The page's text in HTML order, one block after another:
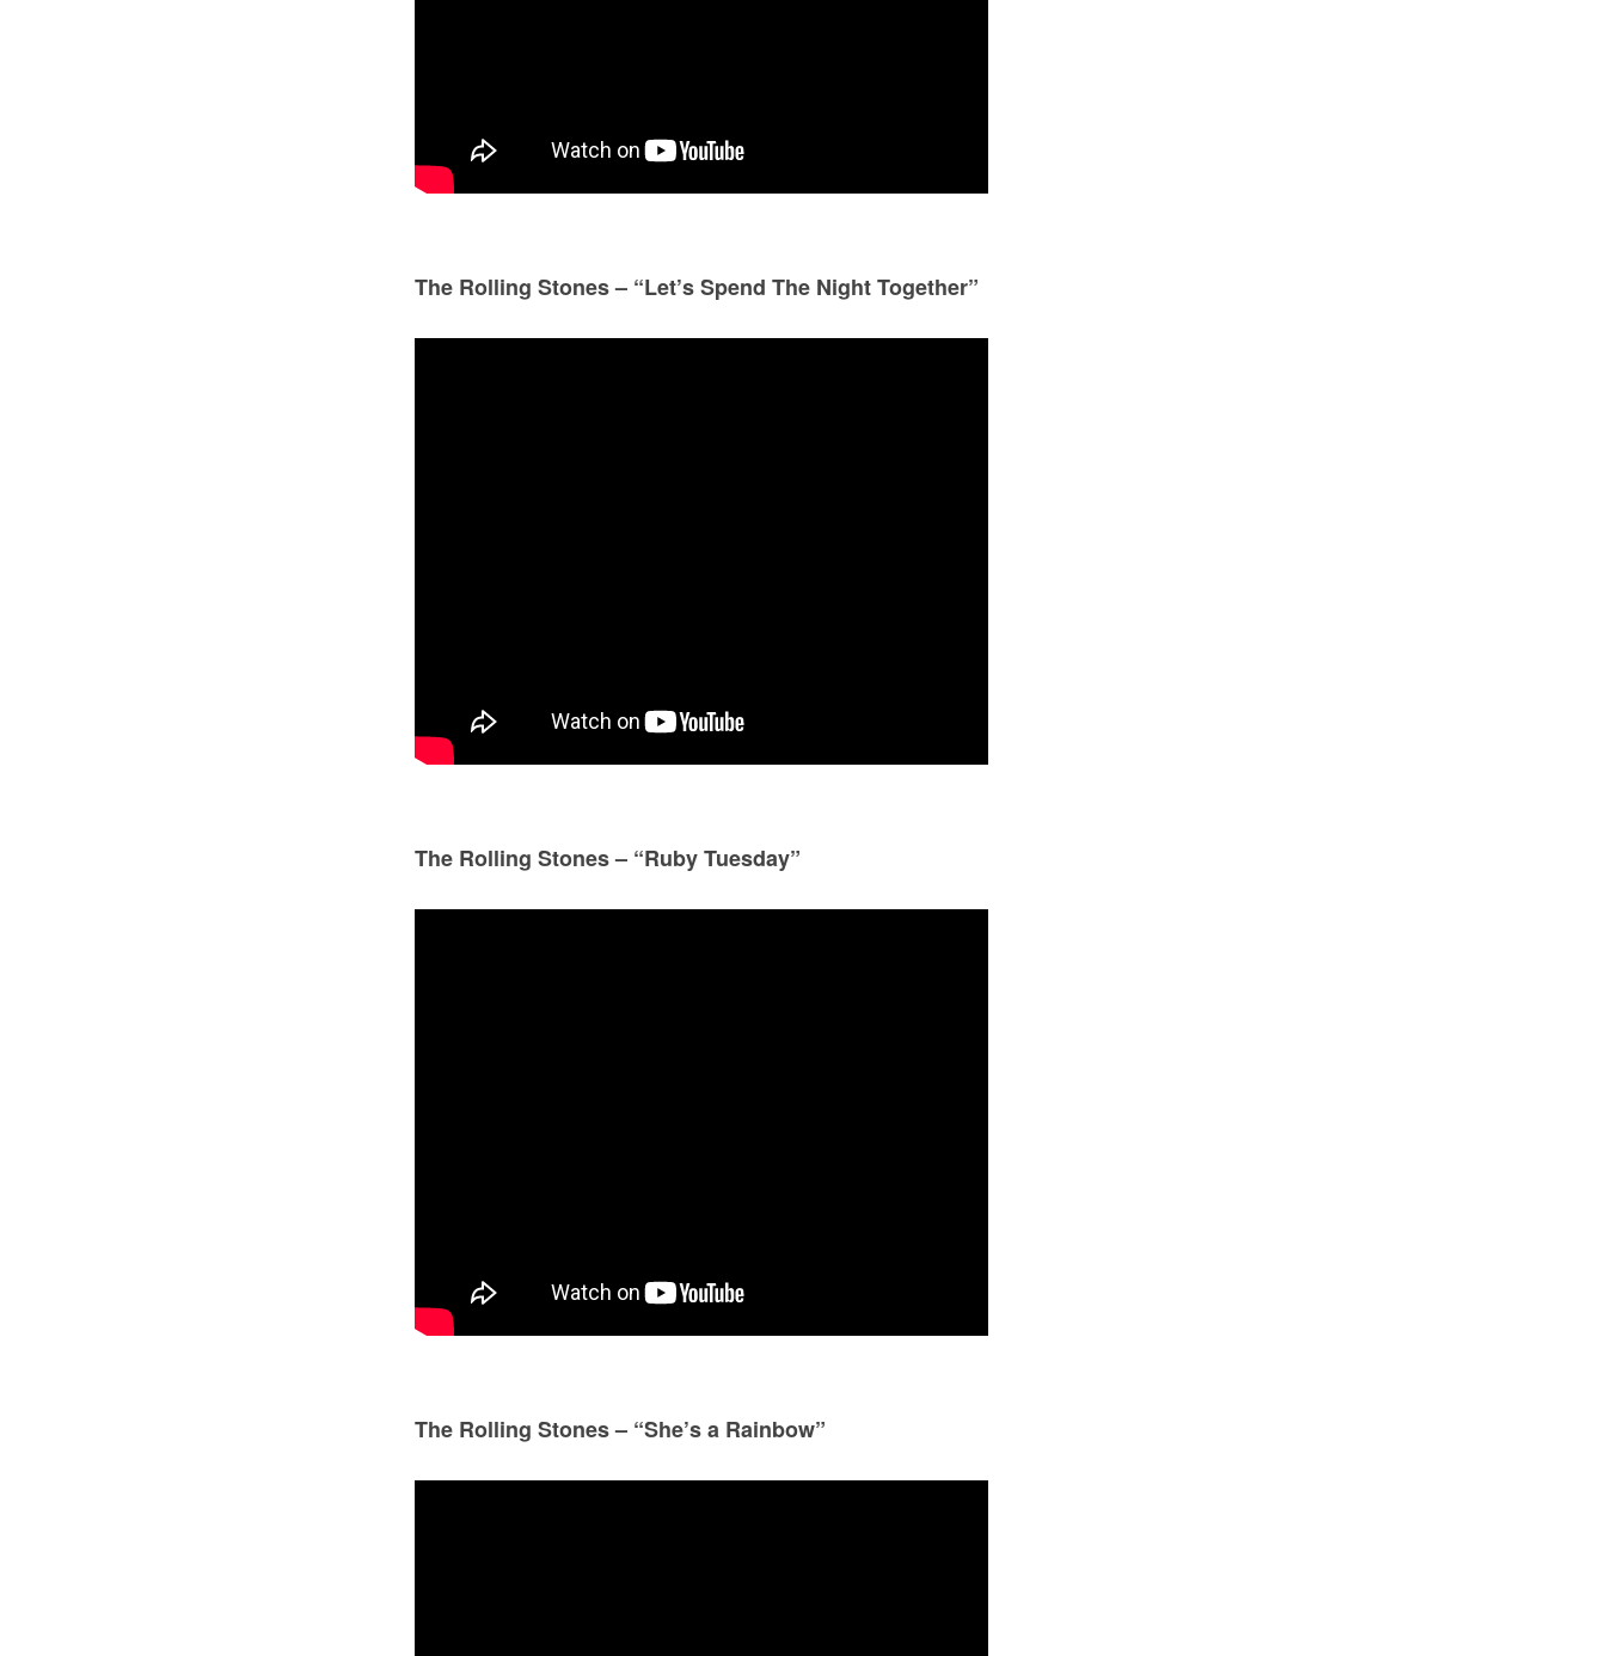
The Rolling Stones – “Let’s Spend The Night Together”
The Rolling Stones – “Ruby Tuesday”
The Rolling Stones – “She’s a Rainbow”